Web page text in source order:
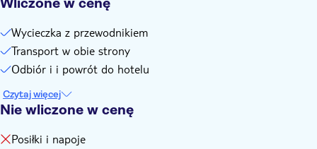
Wycieczka z przewodnikiem
Transport w obie strony
Odbiór i i powrót do hotelu
Czytaj więcej
Nie wliczone w cenę
Posiłki i napoje